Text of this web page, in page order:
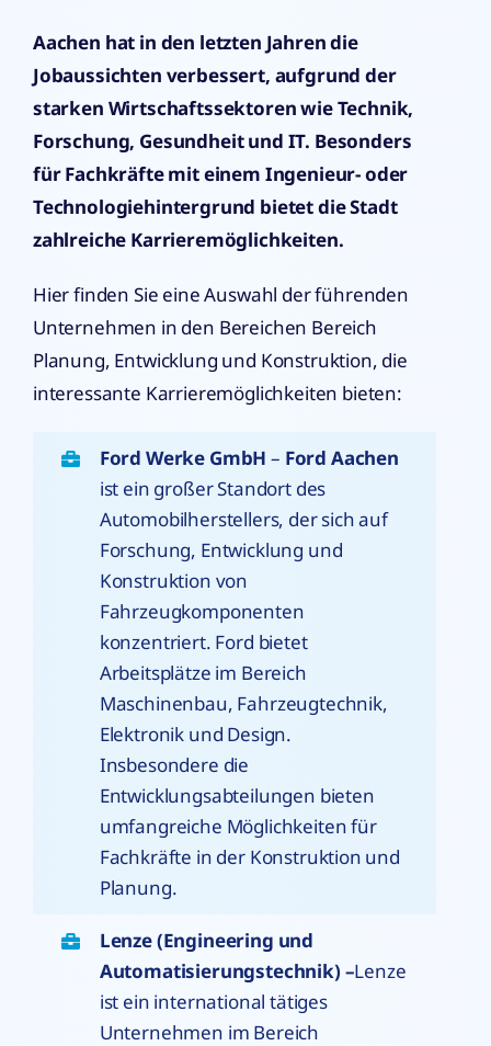
Aachen hat in den letzten Jahren die
Jobaussichten verbessert, aufgrund der
starken Wirtschaftssektoren wie Technik,
Forschung, Gesundheit und IT. Besonders
für Fachkräfte mit einem Ingenieur- oder
Technologiehintergrund bietet die Stadt
zahlreiche Karrieremöglichkeiten.
Hier finden Sie eine Auswahl der führenden
Unternehmen in den Bereichen Bereich
Planung, Entwicklung und Konstruktion, die
interessante Karrieremöglichkeiten bieten:
Ford Werke GmbH – Ford Aachen
ist ein großer Standort des
Automobilherstellers, der sich auf
Forschung, Entwicklung und
Konstruktion von
Fahrzeugkomponenten
konzentriert. Ford bietet
Arbeitsplätze im Bereich
Maschinenbau, Fahrzeugtechnik,
Elektronik und Design.
Insbesondere die
Entwicklungsabteilungen bieten
umfangreiche Möglichkeiten für
Fachkräfte in der Konstruktion und
Planung.
Lenze (Engineering und
Automatisierungstechnik) –Lenze
ist ein international tätiges
Unternehmen im Bereich